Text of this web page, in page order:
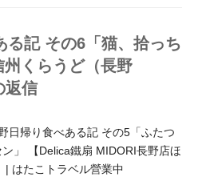
る記 その6「猫、拾っち
くらうど（長野
返信
日帰り食べある記 その5「ふたつ
」 【Delica鐵扇 MIDORI長野店ほ
| はたこトラベル營業中